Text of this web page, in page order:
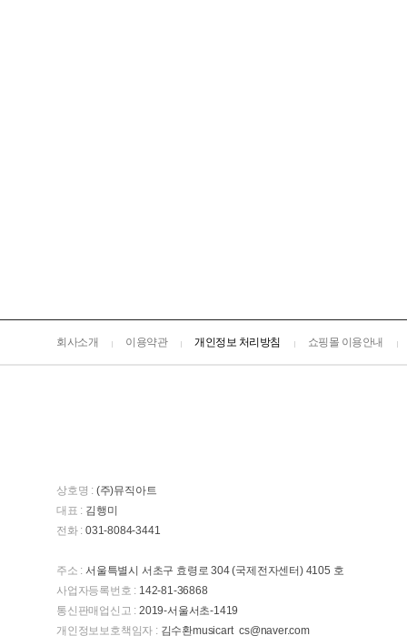
회사소개 이용약관 개인정보 처리방침 쇼핑몰 이용안내
상호명 : (주)뮤직아트
대표 : 김행미
전화 : 031-8084-3441
주소 : 서울특별시 서초구 효령로 304 (국제전자센터) 4105 호
사업자등록번호 : 142-81-36868
통신판매업신고 :2019-서울서초-1419
개인정보보호책임자 :김수환musicart_cs@naver.com